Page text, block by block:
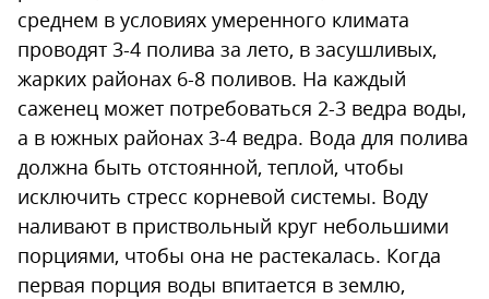
среднем в условиях умеренного климата
проводят 3-4 полива за лето, в засушливых,
жарких районах 6-8 поливов. На каждый
саженец может потребоваться 2-3 ведра воды,
а в южных районах 3-4 ведра. Вода для полива
должна быть отстоянной, теплой, чтобы
исключить стресс корневой системы. Воду
наливают в приствольный круг небольшими
порциями, чтобы она не растекалась. Когда
первая порция воды впитается в землю,